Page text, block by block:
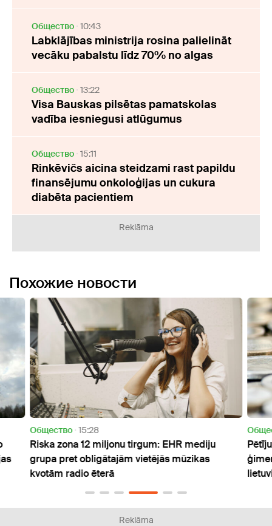
Oбщество 10:43
Labklājības ministrija rosina palielināt
vecāku pabalstu līdz 70% no algas
Oбщество 13:22
Visa Bauskas pilsētas pamatskolas
vadība iesniegusi atlūgumus
Oбщество 15:11
Rinkēvičs aicina steidzami rast papildu
finansējumu onkoloģijas un cukura
diabēta pacientiem
Reklāma
Похожие новости
Oбщество 15:28
Riska zona 12 miljonu tirgum: EHR mediju
grupa pret obligātajām vietējās mūzikas
kvotām radio ēterā
Reklāma